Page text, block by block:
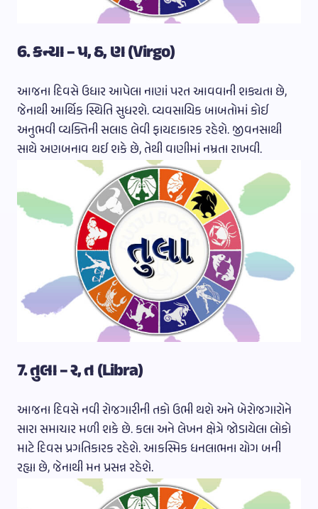
6. કન્યા – પ, ઠ, ણ (Virgo)
આજના દિવસે ઉધાર આપેલા નાણાં પરત આવવાની શક્યતા છે,
જેનાથી આર્થિક સ્થિતિ સુધરશે. વ્યવસાયિક બાબતોમાં કોઈ
અનુભવી વ્યક્તિની સલાહ લેવી ફાયદાકારક રહેશે. જીવનસાથી
સાથે અણબનાવ થઈ શકે છે, તેથી વાણીમાં નમ્રતા રાખવી.
7. તુલા – ર, ત (Libra)
આજના દિવસે નવી રોજગારીની તકો ઉભી થશે અને બેરોજગારોને
સારા સમાચાર મળી શકે છે. કલા અને લેખન ક્ષેત્રે જોડાયેલા લોકો
માટે દિવસ પ્રગતિકારક રહેશે. આકસ્મિક ધનલાભના યોગ બની
રહ્યા છે, જેનાથી મન પ્રસન્ન રહેશે.